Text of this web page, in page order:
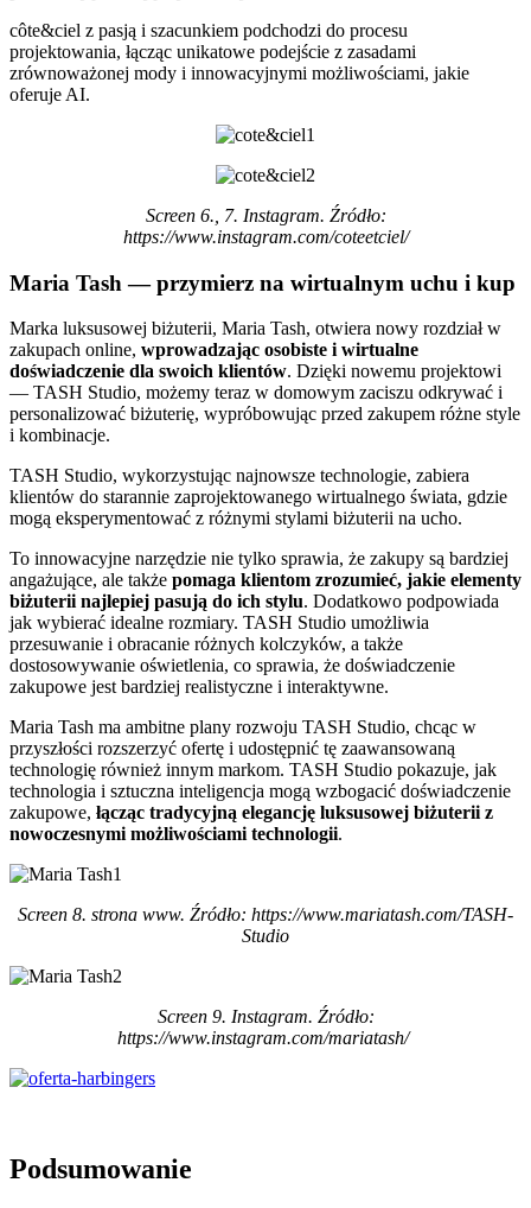
côte&ciel z pasją i szacunkiem podchodzi do procesu
projektowania, łącząc unikatowe podejście z zasadami
zrównoważonej mody i innowacyjnymi możliwościami, jakie
oferuje AI.
Screen 6., 7. Instagram. Źródło:
https://www.instagram.com/coteetciel/
Maria Tash — przymierz na wirtualnym uchu i kup
Marka luksusowej biżuterii, Maria Tash, otwiera nowy rozdział w
zakupach online, wprowadzając osobiste i wirtualne
doświadczenie dla swoich klientów. Dzięki nowemu projektowi
— TASH Studio, możemy teraz w domowym zaciszu odkrywać i
personalizować biżuterię, wypróbowując przed zakupem różne style
i kombinacje.
TASH Studio, wykorzystując najnowsze technologie, zabiera
klientów do starannie zaprojektowanego wirtualnego świata, gdzie
mogą eksperymentować z różnymi stylami biżuterii na ucho.
To innowacyjne narzędzie nie tylko sprawia, że zakupy są bardziej
angażujące, ale także pomaga klientom zrozumieć, jakie elementy
biżuterii najlepiej pasują do ich stylu. Dodatkowo podpowiada
jak wybierać idealne rozmiary. TASH Studio umożliwia
przesuwanie i obracanie różnych kolczyków, a także
dostosowywanie oświetlenia, co sprawia, że doświadczenie
zakupowe jest bardziej realistyczne i interaktywne.
Maria Tash ma ambitne plany rozwoju TASH Studio, chcąc w
przyszłości rozszerzyć ofertę i udostępnić tę zaawansowaną
technologię również innym markom. TASH Studio pokazuje, jak
technologia i sztuczna inteligencja mogą wzbogacić doświadczenie
zakupowe, łącząc tradycyjną elegancję luksusowej biżuterii z
nowoczesnymi możliwościami technologii.
Screen 8. strona www. Źródło: https://www.mariatash.com/TASH-
Studio
Screen 9. Instagram. Źródło:
https://www.instagram.com/mariatash/
Podsumowanie